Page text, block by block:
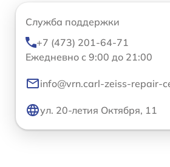
Служба поддержки
+7 (473) 201-64-71
Ежедневно с 9:00 до 21:00
info@vrn.carl-zeiss-repair-
ул. 20-летия Октября, 11